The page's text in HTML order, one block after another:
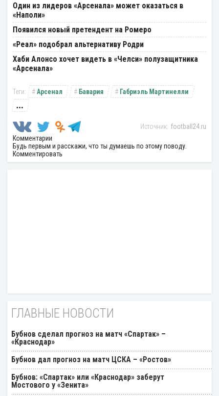
Один из лидеров «Арсенала» может оказаться в
«Наполи»
Появился новый претендент на Ромеро
«Реал» подобрал альтернативу Родри
Хаби Алонсо хочет видеть в «Челси» полузащитника
«Арсенала»
Арсенал Бавария Габриэль Мартинелли
...
football24.ru
Комментарии
Будь первым и расскажи, что ты думаешь по этому поводу.
Комментировать
ГЛАВНЫЕ НОВОСТИ
Бубнов сделал прогноз на матч «Спартак» –
«Краснодар»
Бубнов дал прогноз на матч ЦСКА – «Ростов»
Бубнов: «Спартак» или «Краснодар» заберут
Мостового у «Зенита»